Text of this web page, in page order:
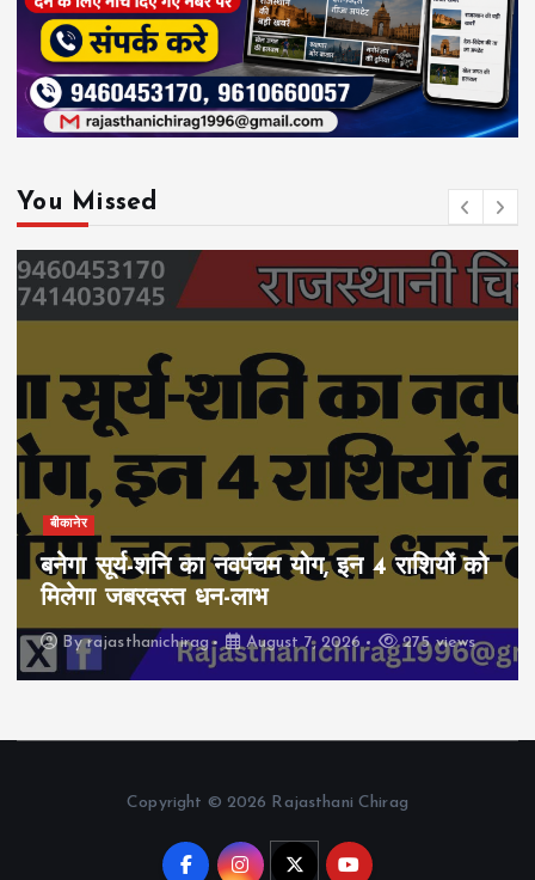
You Missed
बीकानेर
बनेगा सूर्य-शनि का नवपंचम योग, इन 4 राशियों को
मिलेगा जबरदस्त धन-लाभ
Byrajasthanichirag August 7, 2026 275 views
Copyright © 2026 Rajasthani Chirag